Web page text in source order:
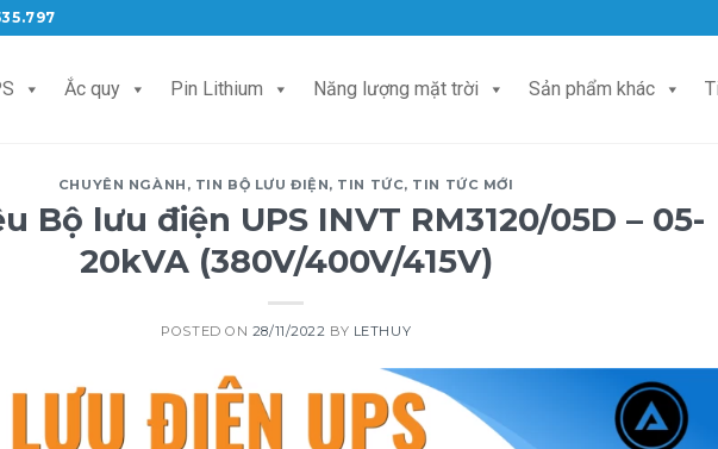
Ắc quy Pin Lithium Năng lượng mặt trời Sản phẩm khác
CHUYÊN NGÀNH , TIN BỘ LƯU ĐIỆN, TIN TỨC, TIN TỨC MỚI
Bộ lưu điện UPS INVT RM3120/05D – 05-
20kVA (380V/400V/415V)
POSTED ON 28/11/2022 BY LETHUY